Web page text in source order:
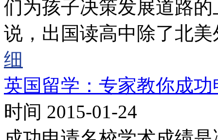
们为孩子决策发展道路
说，出国读高中除了北
细
英国留学：专家教你成
时间 2015-01-24